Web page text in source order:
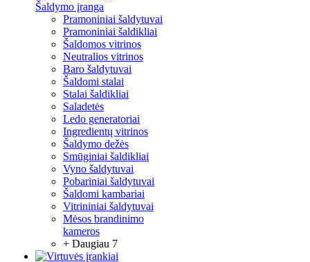
Šaldymo įranga
Pramoniniai šaldytuvai
Pramoniniai šaldikliai
Šaldomos vitrinos
Neutralios vitrinos
Baro šaldytuvai
Šaldomi stalai
Stalai šaldikliai
Saladetės
Ledo generatoriai
Ingredientų vitrinos
Šaldymo dežės
Smūginiai šaldikliai
Vyno šaldytuvai
Pobariniai šaldytuvai
Šaldomi kambariai
Vitrininiai šaldytuvai
Mėsos brandinimo
kameros
+ Daugiau 7